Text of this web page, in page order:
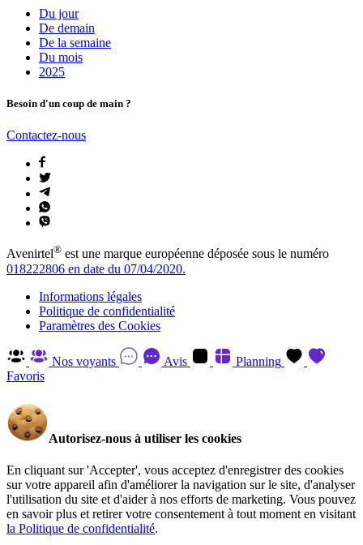
Du jour
De demain
De la semaine
Du mois
2025
Besoin d'un coup de main ?
Contactez-nous
Avenirtel® est une marque européenne déposée sous le numéro
018222806 en date du 07/04/2020.
Informations légales
Politique de confidentialité
Paramètres des Cookies
Nos voyants Avis
Planning
Favoris
Autorisez-nous à utiliser les cookies
En cliquant sur 'Accepter', vous acceptez d'enregistrer des cookies
sur votre appareil afin d'améliorer la navigation sur le site, d'analyser
l'utilisation du site et d'aider à nos efforts de marketing. Vous pouvez
en savoir plus et retirer votre consentement à tout moment en visitant
la Politique de confidentialité.